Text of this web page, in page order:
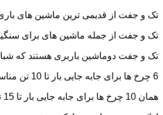
تک و جفت از قدیمی ترین ماشین های باری هستند که به عنوان
تک و جفت از جمله ماشین های برای سنگین
تک و جفت دوماشین باربری هستند که شباهت زیادی به
6 چرخ ها برای جابه جایی بار تا 10 تن مناسب هستند و ابعاد اتاق آن ها برابر است با: 5.80*2.20 متر
همان 10 چرخ ها برای جابه جایی بار تا 15 تن مناسب هستند و ابعاد اتاق آن ها برابر است با: 6.80*2.25 متر